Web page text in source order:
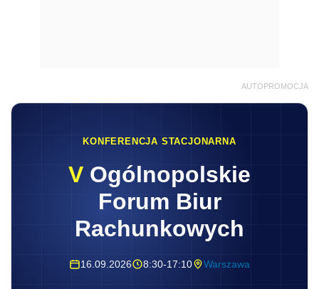
AUTOPROMOCJA
KONFERENCJA STACJONARNA
V Ogólnopolskie
Forum Biur
Rachunkowych
16.09.2026 8:30-17:10 Warszawa